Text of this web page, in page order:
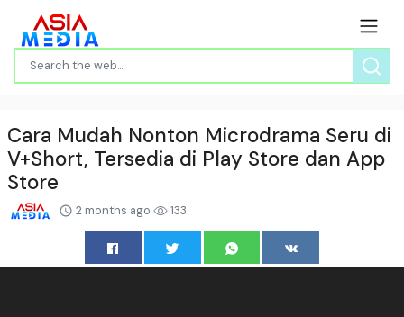
Cara Mudah Nonton Microdrama Seru di
V+Short, Tersedia di Play Store dan App
Store
2 months ago 133